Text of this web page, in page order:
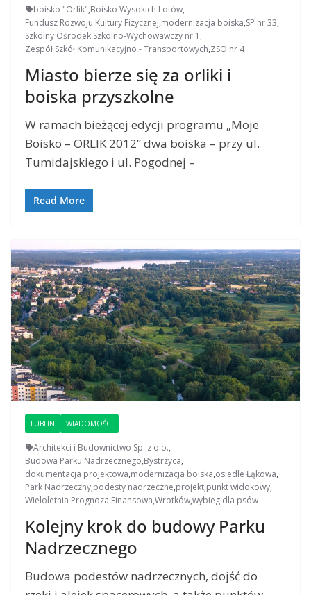
boisko "Orlik",Boisko Wysokich Lotów,
Fundusz Rozwoju Kultury Fizycznej,modernizacja boiska,SP nr 33,
Szkolny Ośrodek Szkolno-Wychowawczy nr 1 ,
Zespół Szkół Komunikacyjno - Transportowych,ZSO nr 4
Miasto bierze się za orliki i
boiska przyszkolne
W ramach bieżącej edycji programu „Moje
Boisko – ORLIK 2012” dwa boiska – przy ul.
Tumidajskiego i ul. Pogodnej –
Read More
LUBLIN WIADOMOŚCI
Architekci i Budownictwo Sp. z o.o.,
Budowa Parku Nadrzecznego,Bystrzyca,
dokumentacja projektowa,modernizacja boiska,osiedle Łąkowa,
Park Nadrzeczny,podesty nadrzeczne,projekt,punkt widokowy,
Wieloletnia Prognoza Finansowa,Wrotków,wybieg dla psów
Kolejny krok do budowy Parku
Nadrzecznego
Budowa podestów nadrzecznych, dojść do